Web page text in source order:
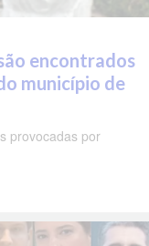
encontrados
município de
provocadas por